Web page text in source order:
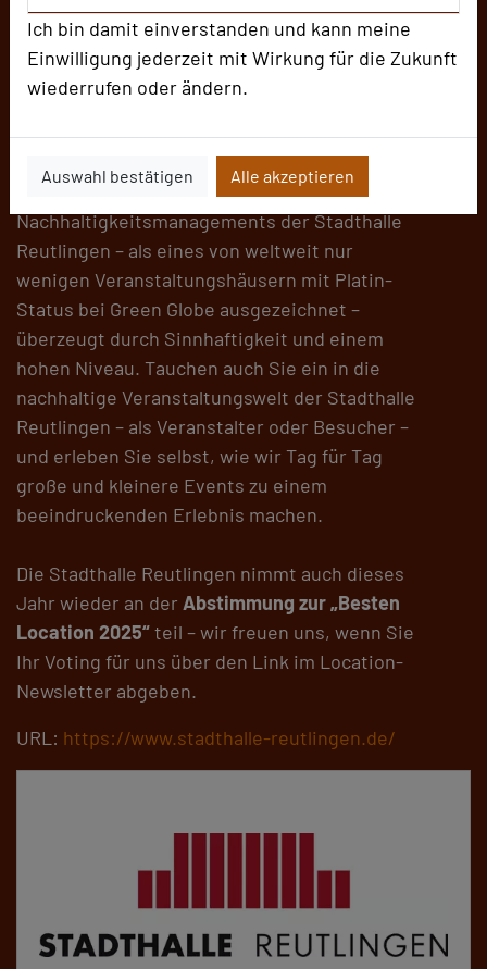
Ich bin damit einverstanden und kann meine
Einwilligung jederzeit mit Wirkung für die Zukunft
wiederrufen oder ändern.
Auswahl bestätigen Alle akzeptieren
Reutlingen gewähren, bieten wir Interessenten
Geschäftsführerin Petra Roser liegt es am
Verbindung von Innovation und Nachhaltigkeit
direkt erleben können. Die Präsentation des
ausgeklügelten und fein ausdifferenzierten
Nachhaltigkeitsmanagements der Stadthalle
Reutlingen – als eines von weltweit nur
wenigen Veranstaltungshäusern mit Platin-
Status bei Green Globe ausgezeichnet –
überzeugt durch Sinnhaftigkeit und einem
hohen Niveau. Tauchen auch Sie ein in die
nachhaltige Veranstaltungswelt der Stadthalle
Reutlingen – als Veranstalter oder Besucher –
und erleben Sie selbst, wie wir Tag für Tag
große und kleinere Events zu einem
beeindruckenden Erlebnis machen.
Die Stadthalle Reutlingen nimmt auch dieses
Jahr wieder an der Abstimmung zur „Besten
Location 2025“teil – wir freuen uns, wenn Sie
Ihr Voting für uns über den Link im Location-
Newsletter abgeben.
URL: https://www.stadthalle-reutlingen.de/